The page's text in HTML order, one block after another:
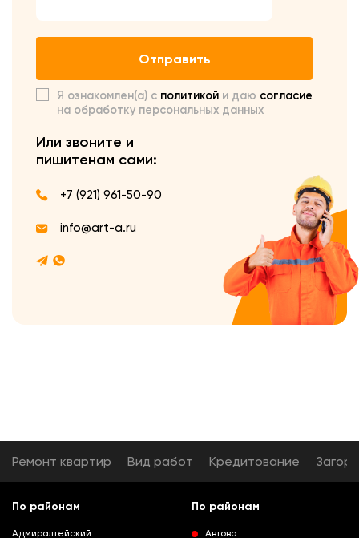
Отправить
Я ознакомлен(а) с политикой и даю согласие
на обработку персональных данных
Или звоните и
пишитенам сами:
+7 (921) 961-50-90
info@art-a.ru
Ремонт квартир Вид работ Кредитование
По районам
Адмиралтейский
По районам
Автово